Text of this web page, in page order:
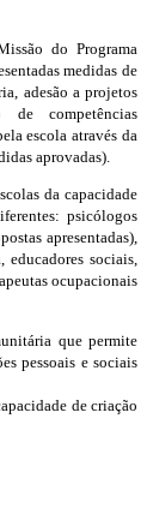
do Programa
medidas de
adesão a projetos
competências
escola através da
aprovadas).
da capacidade
psicólogos
apresentadas),
educadores sociais,
ocupacionais
que permite
pessoais e sociais
de criação